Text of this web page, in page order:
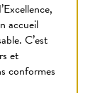
accueil
C’est
et
conformes